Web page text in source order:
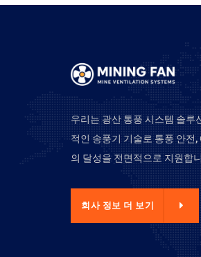
우리는 광산 통풍 시스템 솔루
적인 송풍기 기술로 통풍 안전
의 달성을 전면적으로 지원합
회사 정보 더 보기